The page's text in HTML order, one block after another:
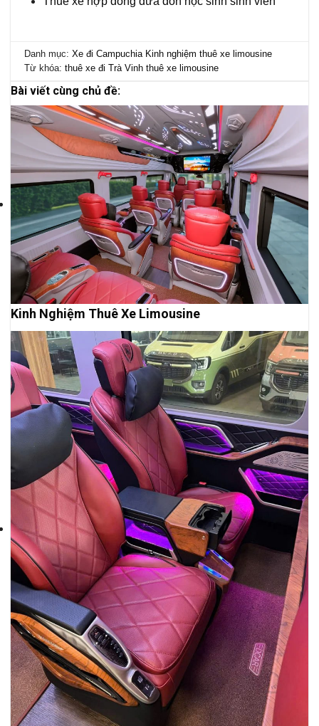
Danh mục: Xe đi Campuchia Kinh nghiệm thuê xe limousine
Từ khóa: thuê xe đi Trà Vinh thuê xe limousine
Bài viết cùng chủ đề:
Kinh Nghiệm Thuê Xe Limousine